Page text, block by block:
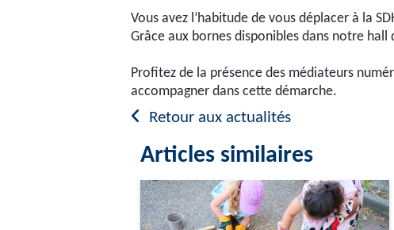
Vous avez l’habitude de vous déplacer à la
Grâce aux bornes disponibles dans notre
Profitez de la présence des médiateurs
accompagner dans cette démarche.
Retour aux actualités
Articles similaires